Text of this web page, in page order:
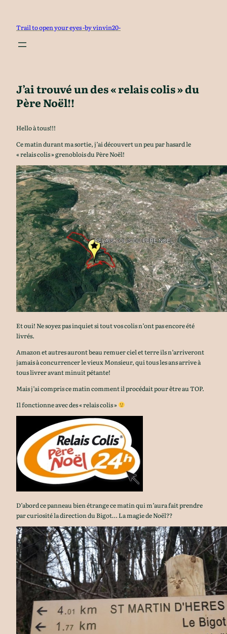
contenu
Trail to open your eyes -by vinvin20-
J’ai trouvé un des « relais colis » du
Père Noël!!
Hello à tous!!!
Ce matin durant ma sortie, j’ai découvert un peu par hasard le
« relais colis » grenoblois du Père Noël!
Et oui! Ne soyez pas inquiet si tout vos colis n’ont pas encore été
livrés.
Amazon et autres auront beau remuer ciel et terre ils n’arriveront
jamais à concurrencer le vieux Monsieur, qui tous les ans arrive à
tous livrer avant minuit pétante!
Mais j’ai compris ce matin comment il procédait pour être au TOP.
Il fonctionne avec des « relais colis »
D’abord ce panneau bien étrange ce matin qui m’aura fait prendre
par curiosité la direction du Bigot… La magie de Noël??